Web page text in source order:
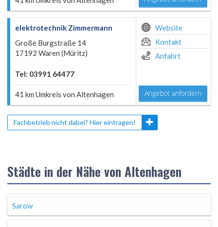
elektrotechnik Zimmermann
Große Burgstraße 14
17192 Waren (Müritz)
Tel: 03991 64477
41 km Umkreis von Altenhagen
Website
Kontakt
Anfahrt
Angebot anfordern
Fachbetrieb nicht dabei? Hier eintragen!
Städte in der Nähe von Altenhagen
Sarow